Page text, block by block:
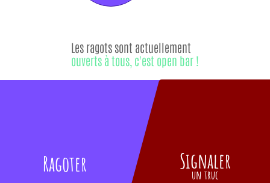
Ragoter
Les ragots sont actuellement
ouverts à tous, c'est open bar !
Signaler
un truc